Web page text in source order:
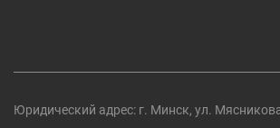
Юридический адрес: г. Минск, ул.